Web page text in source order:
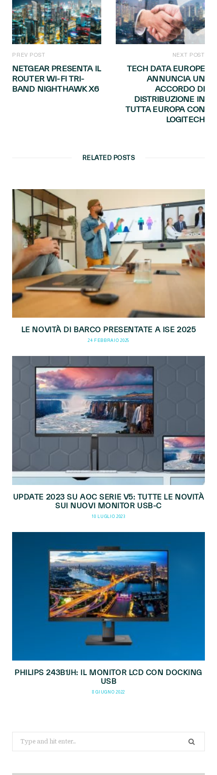
PREV POST
NETGEAR PRESENTA IL
ROUTER WI-FI TRI-
BAND NIGHTHAWK X6
NEXT POST
TECH DATA EUROPE
ANNUNCIA UN
ACCORDO DI
DISTRIBUZIONE IN
TUTTA EUROPA CON
LOGITECH
RELATED POSTS
LE NOVITÀ DI BARCO PRESENTATE A ISE 2025
24 FEBBRAIO 2025
UPDATE 2023 SU AOC SERIE V5: TUTTE LE NOVITÀ
SUI NUOVI MONITOR USB-C
10 LUGLIO 2023
PHILIPS 243B1JH: IL MONITOR LCD CON DOCKING
USB
8 GIUGNO 2022
Search
for: